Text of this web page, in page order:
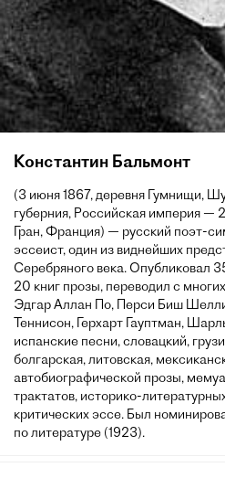
Константин Бальмонт
(3 июня 1867, деревня Гумнищи,
губерния, Российская империя —
Гран, Франция) — русский поэт-
эссеист, один из виднейших
Серебряного века. Опубликовал
20 книг прозы, переводил с
Эдгар Аллан По, Перси Биш
Теннисон, Герхарт Гауптман,
испанские песни, словацкий,
болгарская, литовская,
автобиографической прозы,
трактатов, историко-
критических эссе. Был
по литературе (1923).